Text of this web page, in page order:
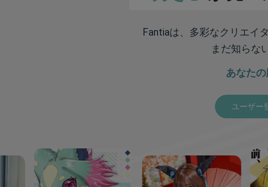
Fantiaは、多彩なクリエイ
まだ知らな
あなたの
ユーザー